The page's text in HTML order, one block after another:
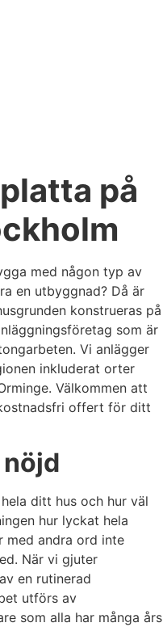
på
med någon typ av
en utbyggnad? Då är
konstrueras på
som är
Vi anlägger
inkluderat orter
Välkommen att
offert för ditt
ditt hus och hur väl
hur lyckat hela
med andra ord inte
När vi gjuter
en rutinerad
utförs av
som alla har många års